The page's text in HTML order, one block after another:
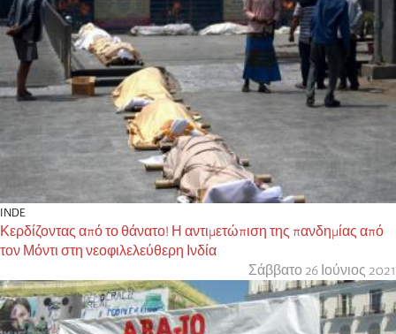
INDE
Κερδίζοντας από το θάνατο! Η αντιμετώπιση της πανδημίας από
τον Μόντι στη νεοφιλελεύθερη Ινδία
Σάββατο 26 Ιούνιος 2021